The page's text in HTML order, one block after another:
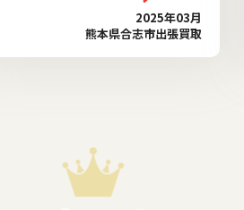
2025年03月
熊本県合志市出張買取